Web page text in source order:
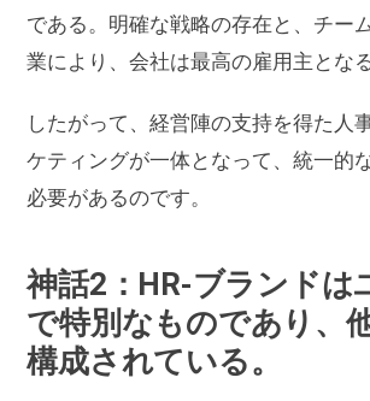
である。明確な戦略の存在と、チー
業により、会社は最高の雇用主とな
したがって、経営陣の支持を得た人
ケティングが一体となって、統一的
必要があるのです。
神話2：HR-ブランドは
で特別なものであり、
構成されている。